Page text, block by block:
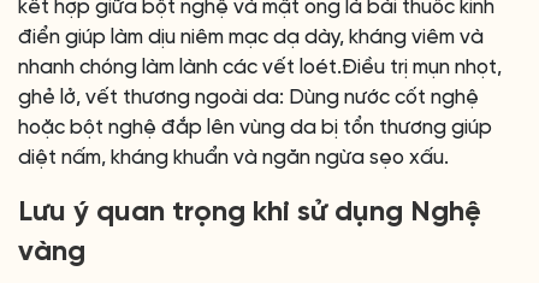
kết hợp giữa bột nghệ và mật ong là bài thuốc kinh
điển giúp làm dịu niêm mạc dạ dày, kháng viêm và
nhanh chóng làm lành các vết loét.Điều trị mụn nhọt,
ghẻ lở, vết thương ngoài da: Dùng nước cốt nghệ
hoặc bột nghệ đắp lên vùng da bị tổn thương giúp
diệt nấm, kháng khuẩn và ngăn ngừa sẹo xấu.
Lưu ý quan trọng khi sử dụng Nghệ
vàng